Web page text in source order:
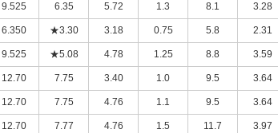
9.525 6.35 5.72 1.3 8.1 3.28
6.350 ★3.30 3.18 0.75 5.8 2.31
9.525 ★5.08 4.78 1.25 8.8 3.59
12.70 7.75 3.40 1.0 9.5 3.64
12.70 7.75 4.76 1.1 9.5 3.64
12.70 7.77 4.76 1.5 11.7 3.97